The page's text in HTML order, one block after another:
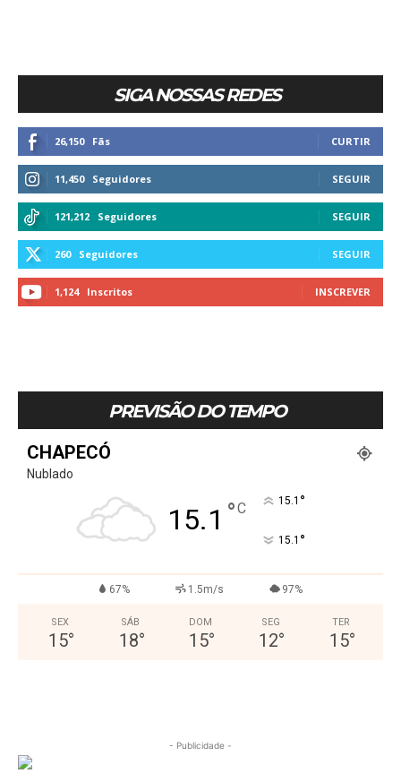
SIGA NOSSAS REDES
26,150 Fãs CURTIR
11,450 Seguidores SEGUIR
121,212 Seguidores SEGUIR
260 Seguidores SEGUIR
1,124 Inscritos INSCREVER
PREVISÃO DO TEMPO
CHAPECÓ
Nublado
15.1 °C 15.1 °
15.1 °
67% 1.5m/s 97%
SEX
15°
SÁB
18°
DOM
15°
SEG
12°
TER
15°
- Publicidade -